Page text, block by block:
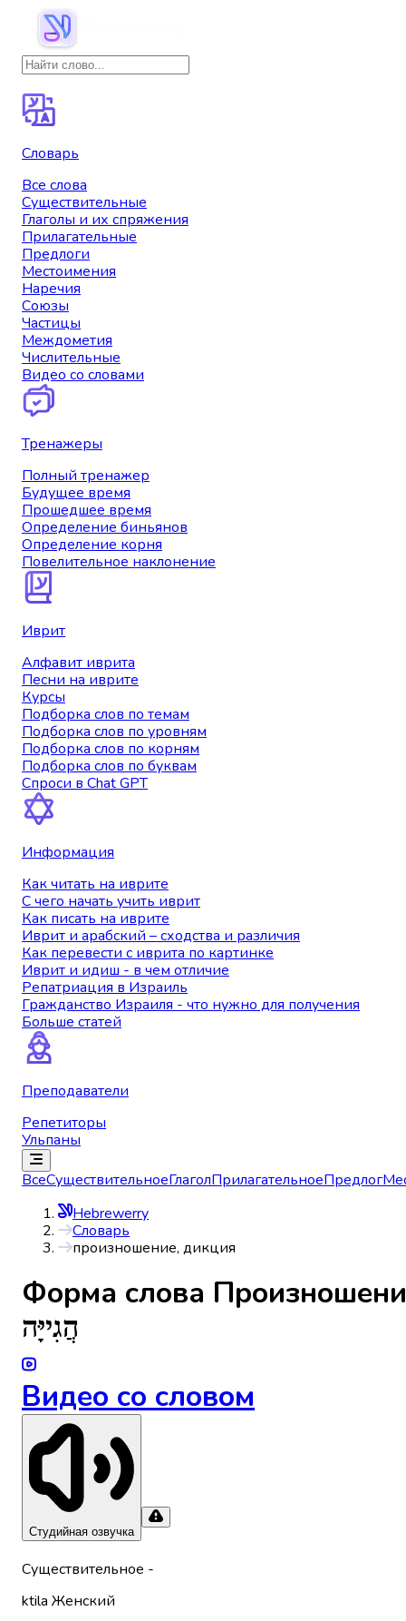
Словарь
Все слова
Существительные
Глаголы и их спряжения
Прилагательные
Предлоги
Местоимения
Наречия
Союзы
Частицы
Междометия
Числительные
Видео со словами
Тренажеры
Полный тренажер
Будущее время
Прошедшее время
Определение биньянов
Определение корня
Повелительное наклонение
Иврит
Алфавит иврита
Песни на иврите
Курсы
Подборка слов по темам
Подборка слов по уровням
Подборка слов по корням
Подборка слов по буквам
Спроси в Chat GPT
Информация
Как читать на иврите
С чего начать учить иврит
Как писать на иврите
Иврит и арабский – сходства и различия
Как перевести с иврита по картинке
Иврит и идиш - в чем отличие
Репатриация в Израиль
Гражданство Израиля - что нужно для получения
Больше статей
Преподаватели
Репетиторы
Ульпаны
ВсеСуществительноеГлаголПрилагательноеПредлог
Hebrewerry
Словарь
произношение, дикция
Форма слова
הֲגִייָּה
Видео со словом
Студийная озвучка
Существительное -
ktila Женский